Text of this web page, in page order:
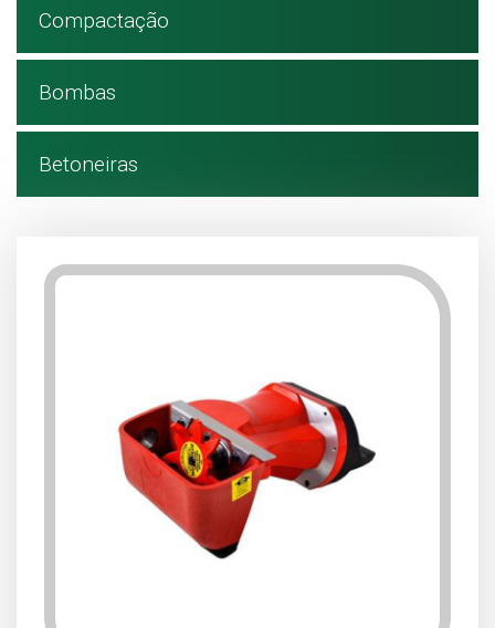
Compactação
Bombas
Betoneiras